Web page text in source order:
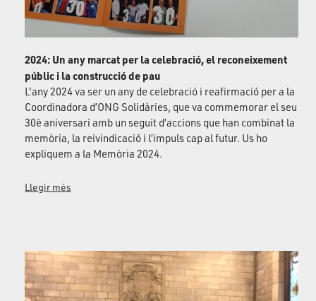
2024: Un any marcat per la celebració, el reconeixement
públic i la construcció de pau
L'any 2024 va ser un any de celebració i reafirmació per a la
Coordinadora d’ONG Solidàries, que va commemorar el seu
30è aniversari amb un seguit d’accions que han combinat la
memòria, la reivindicació i l’impuls cap al futur. Us ho
expliquem a la Memòria 2024.
Llegir més